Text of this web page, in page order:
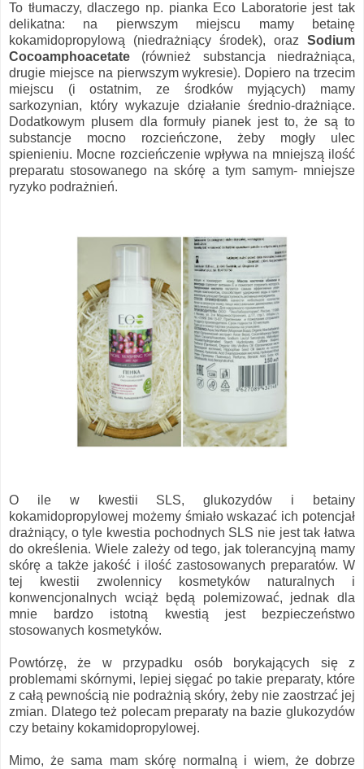
To tłumaczy, dlaczego np. pianka Eco Laboratorie jest tak
delikatna: na pierwszym miejscu mamy betainę
kokamidopropylową (niedrażniący środek), oraz Sodium
Cocoamphoacetate (również substancja niedrażniąca,
drugie miejsce na pierwszym wykresie). Dopiero na trzecim
miejscu (i ostatnim, ze środków myjących) mamy
sarkozynian, który wykazuje działanie średnio-drażniące.
Dodatkowym plusem dla formuły pianek jest to, że są to
substancje mocno rozcieńczone, żeby mogły ulec
spienieniu. Mocne rozcieńczenie wpływa na mniejszą ilość
preparatu stosowanego na skórę a tym samym- mniejsze
ryzyko podrażnień.
O ile w kwestii SLS, glukozydów i betainy
kokamidopropylowej możemy śmiało wskazać ich potencjał
drażniący, o tyle kwestia pochodnych SLS nie jest tak łatwa
do określenia. Wiele zależy od tego, jak tolerancyjną mamy
skórę a także jakość i ilość zastosowanych preparatów. W
tej kwestii zwolennicy kosmetyków naturalnych i
konwencjonalnych wciąż będą polemizować, jednak dla
mnie bardzo istotną kwestią jest bezpieczeństwo
stosowanych kosmetyków.
Powtórzę, że w przypadku osób borykających się z
problemami skórnymi, lepiej sięgać po takie preparaty, które
z całą pewnością nie podrażnią skóry, żeby nie zaostrzać jej
zmian. Dlatego też polecam preparaty na bazie glukozydów
czy betainy kokamidopropylowej.
Mimo, że sama mam skórę normalną i wiem, że dobrze